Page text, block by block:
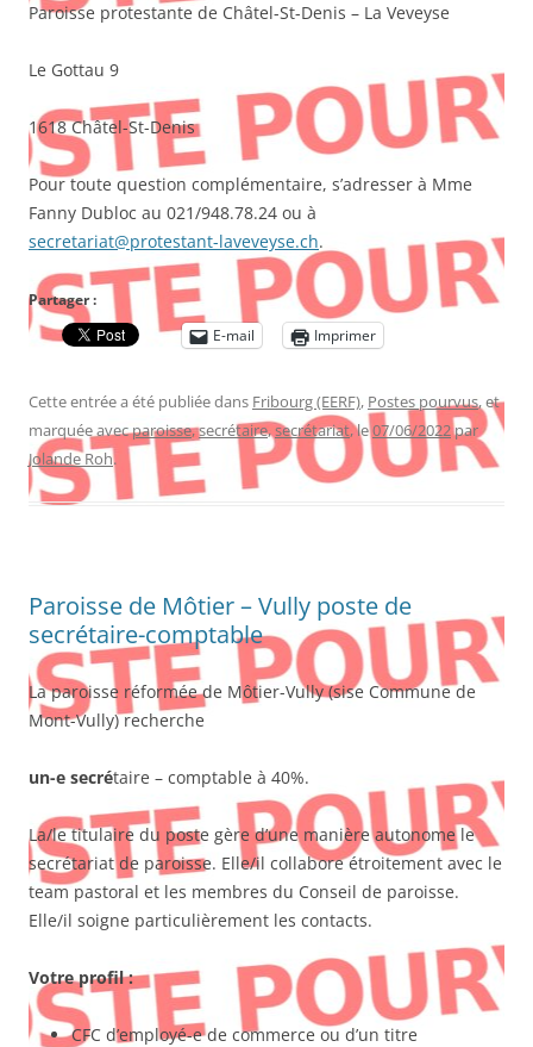
Paroisse protestante de Châtel-St-Denis – La Veveyse
Le Gottau 9
1618 Châtel-St-Denis
Pour toute question complémentaire, s’adresser à Mme
Fanny Dubloc au 021/948.78.24 ou à
secretariat@protestant-laveveyse.ch.
Partager :
E-mail
Imprimer
Cette entrée a été publiée dans Fribourg (EERF), Postes pourvus, et
marquée avecparoisse,secrétaire,secrétariat, le07/06/2022par
Jolande Roh.
Paroisse de Môtier – Vully poste de
secrétaire-comptable
La paroisse réformée de Môtier-Vully (sise Commune de
Mont-Vully) recherche
un-e secrétaire – comptable à 40%.
La/le titulaire du poste gère d’une manière autonome le
secrétariat de paroisse. Elle/il collabore étroitement avec le
team pastoral et les membres du Conseil de paroisse.
Elle/il soigne particulièrement les contacts.
Votre profil :
CFC d’employé-e de commerce ou d’un titre